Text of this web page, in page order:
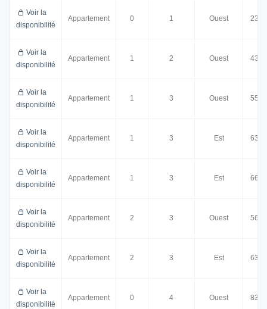
Voir la
disponibilité
Appartement 0 1 Ouest 23.0
Voir la
disponibilité
Appartement 1 2 Ouest 43.5
Voir la
disponibilité
Appartement 1 3 Ouest 55.5
Voir la
disponibilité
Appartement 1 3 Est 63.0
Voir la
disponibilité
Appartement 1 3 Est 66.5
Voir la
disponibilité
Appartement 2 3 Ouest 56.0
Voir la
disponibilité
Appartement 2 3 Est 63.0
Voir la
disponibilité
Appartement 0 4 Ouest 83.0